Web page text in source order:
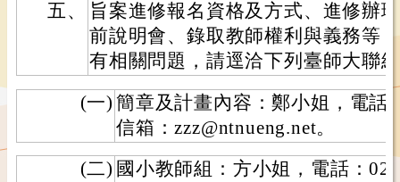
五、
旨案進修報名資格及方式、進修辦
前說明會、錄取教師權利與義務等
有相關問題，請逕洽下列臺師大聯
(一) 簡章及計畫內容：鄭小姐，電話
信箱：zzz@ntnueng.net。
(二) 國小教師組：方小姐，電話：